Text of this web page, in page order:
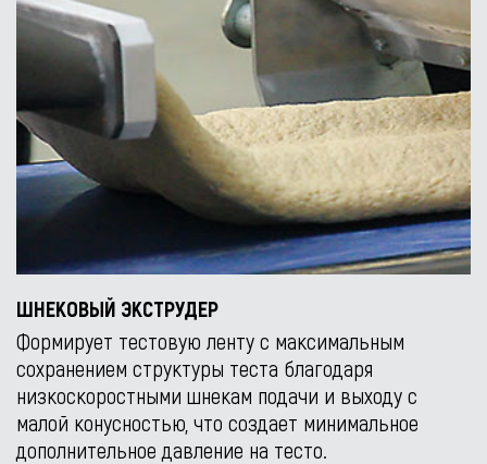
ШНЕКОВЫЙ ЭКСТРУДЕР
Формирует тестовую ленту с максимальным
сохранением структуры теста благодаря
низкоскоростными шнекам подачи и выходу с
малой конусностью, что создает минимальное
дополнительное давление на тесто.